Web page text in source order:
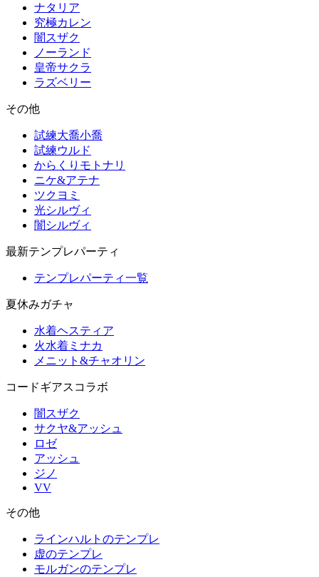
ナタリア
究極カレン
闇スザク
ノーランド
皇帝サクラ
ラズベリー
その他
試練大喬小喬
試練ウルド
からくりモトナリ
ニケ&アテナ
ツクヨミ
光シルヴィ
闇シルヴィ
最新テンプレパーティ
テンプレパーティ一覧
夏休みガチャ
水着ヘスティア
火水着ミナカ
メニット&チャオリン
コードギアスコラボ
闇スザク
サクヤ&アッシュ
ロゼ
アッシュ
ジノ
VV
その他
ラインハルトのテンプレ
虚のテンプレ
モルガンのテンプレ